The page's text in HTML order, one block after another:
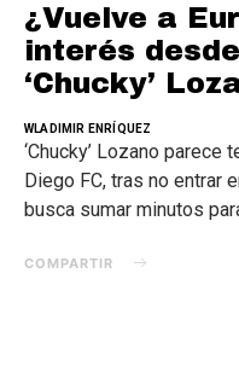
¿Vuelve a
interés
‘Chucky’
WLADIMIR ENRÍQUEZ
‘Chucky’ Lozano
Diego FC, tras no entrar
busca sumar minutos
COMPARTIR